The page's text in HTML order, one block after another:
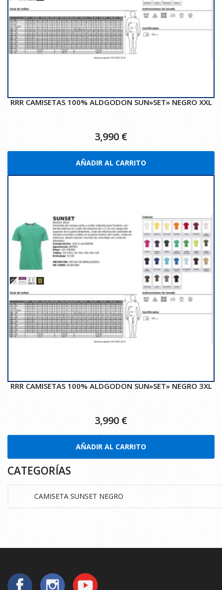
RRR CAMISETAS 100% ALDGODON SUN»SET» NEGRO XXL
3,990 €
AÑADIR AL CARRITO
RRR CAMISETAS 100% ALDGODON SUN»SET» NEGRO 3XL
3,990 €
AÑADIR AL CARRITO
CATEGORÍAS